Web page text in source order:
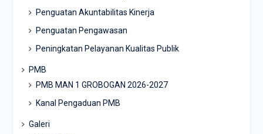
Penguatan Akuntabilitas Kinerja
Penguatan Pengawasan
Peningkatan Pelayanan Kualitas Publik
PMB
PMB MAN 1 GROBOGAN 2026-2027
Kanal Pengaduan PMB
Galeri